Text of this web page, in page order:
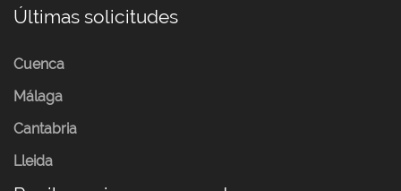
Últimas solicitudes
Cuenca
Málaga
Cantabria
Lleida